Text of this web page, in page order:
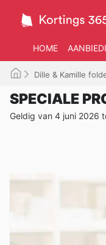
HOME
Dille & Kamille
SPECIALE
Geldig van 4 juni 2026